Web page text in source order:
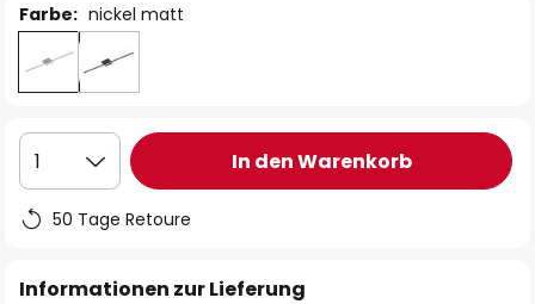
Farbe: nickel matt
1 In den Warenkorb
50 Tage Retoure
Informationen zur Lieferung